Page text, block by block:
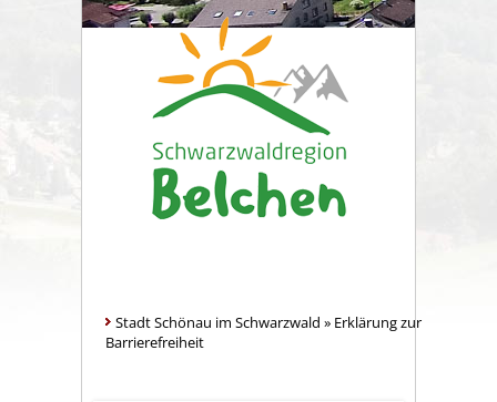
Stadt Schönau im Schwarzwald » Erklärung zur
Barrierefreiheit